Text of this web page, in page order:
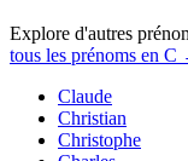
Explore d'autres
tous les prénoms en C
Claude
Christian
Christophe